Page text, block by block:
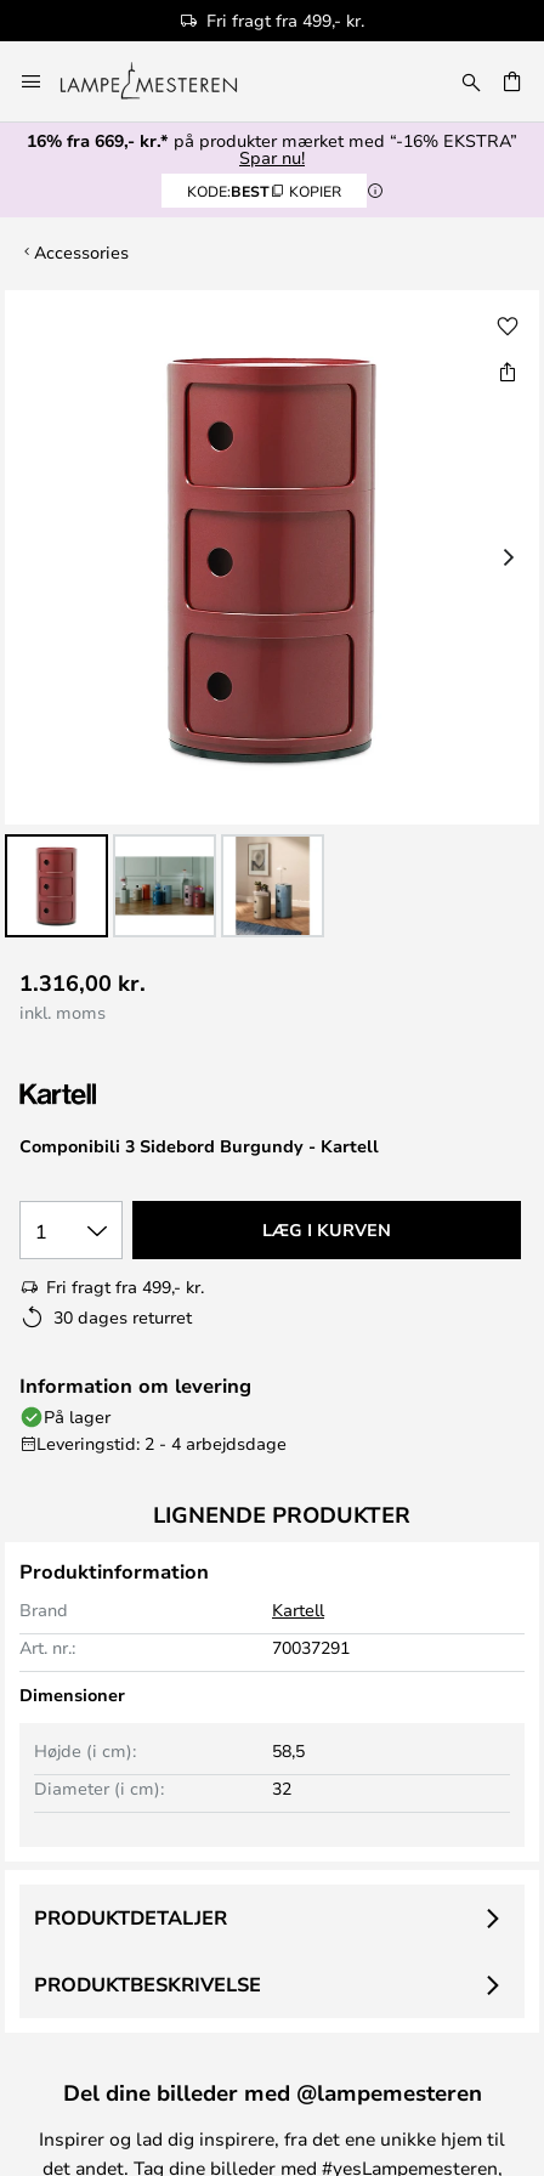
Fri fragt fra 499,- kr.
to
Content
16% fra 669,- kr.* på produkter mærket med “-16% EKSTRA”
Spar nu!
KODE:BEST KOPIER
Accessories
til
starten
billedgalleriet
Componibili 3 Sidebord Burgundy - Kartell
1.316,00 kr.
inkl. moms
1 LÆG I KURVEN
Fri fragt fra 499,- kr.
30 dages returret
Information om levering
På lager
Leveringstid: 2 - 4 arbejdsdage
LIGNENDE PRODUKTER
Produktinformation
Brand
Kartell
Art. nr.:
70037291
Dimensioner
Højde (i cm):
58,5
Diameter (i cm):
32
PRODUKTBESKRIVELSE
PRODUKTDETALJER
Del dine billeder med @lampemesteren
Inspirer og lad dig inspirere, fra det ene unikke hjem til
det andet. Tag dine billeder med #yesLampemesteren,